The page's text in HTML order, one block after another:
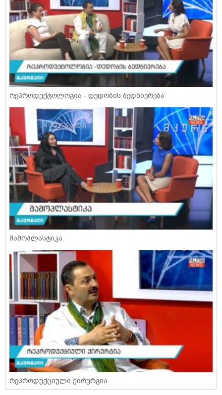
რეპროდუქტოლოგია - დედობის ბედნიერება
მამოპლასტიკა
რეპროდუქციული ქირურგია